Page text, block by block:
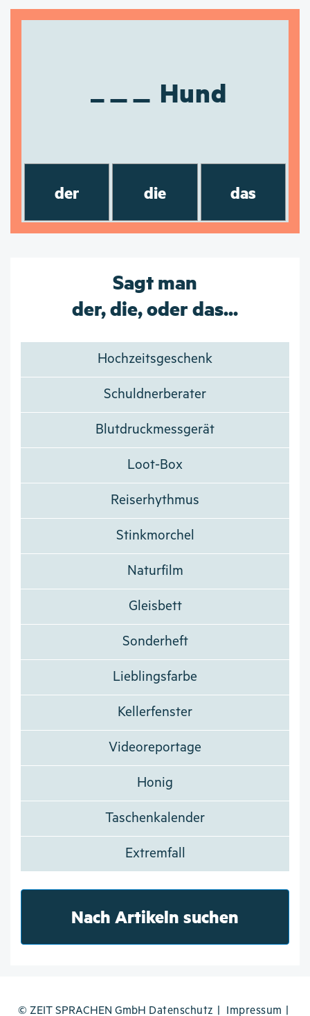
Hund
der die das
Sagt man
der, die, oder das...
Hochzeitsgeschenk
Schuldnerberater
Blutdruckmessgerät
Loot-Box
Reiserhythmus
Stinkmorchel
Naturfilm
Gleisbett
Sonderheft
Lieblingsfarbe
Kellerfenster
Videoreportage
Honig
Taschenkalender
Extremfall
Nach Artikeln suchen
© ZEIT SPRACHEN GmbH Datenschutz Impressum